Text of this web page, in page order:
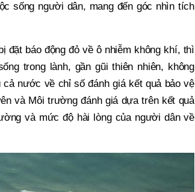
sống người dân, mang đến góc nhìn tích
đặt báo động đỏ về ô nhiễm không khí, thì
trong lành, gần gũi thiên nhiên, không
nước về chỉ số đánh giá kết quả bảo vệ
và Môi trường đánh giá dựa trên kết quả
và mức độ hài lòng của người dân về